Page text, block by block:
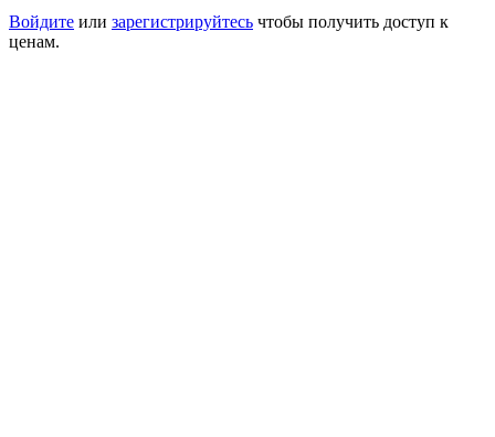
Войдите или зарегистрируйтесь чтобы получить доступ к
ценам.